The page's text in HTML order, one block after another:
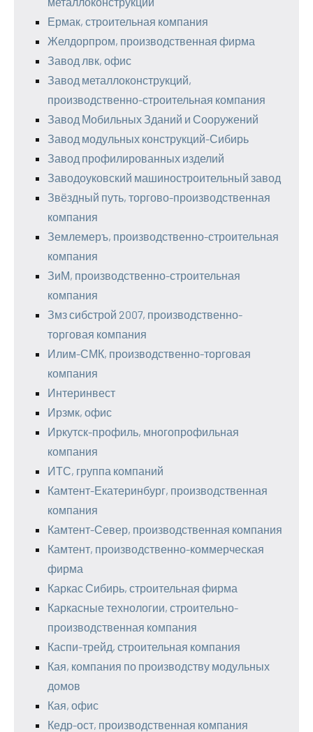
Ермак, строительная компания
Желдорпром, производственная фирма
Завод лвк, офис
Завод металлоконструкций,
производственно-строительная компания
Завод Мобильных Зданий и Сооружений
Завод модульных конструкций-Сибирь
Завод профилированных изделий
Заводоуковский машиностроительный завод
Звёздный путь, торгово-производственная
компания
Землемеръ, производственно-строительная
компания
ЗиМ, производственно-строительная
компания
Змз сибстрой 2007, производственно-
торговая компания
Илим-СМК, производственно-торговая
компания
Интеринвест
Ирзмк, офис
Иркутск-профиль, многопрофильная
компания
ИТС, группа компаний
Камтент-Екатеринбург, производственная
компания
Камтент-Север, производственная компания
Камтент, производственно-коммерческая
фирма
Каркас Сибирь, строительная фирма
Каркасные технологии, строительно-
производственная компания
Каспи-трейд, строительная компания
Кая, компания по производству модульных
домов
Кая, офис
Кедр-ост, производственная компания